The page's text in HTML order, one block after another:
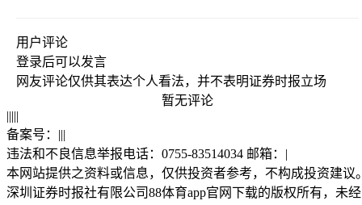
用户评论
登录后可以发言
网友评论仅供其表达个人看法，并不表明证券时报立场
暂无评论
|||||
备案号： |||
违法和不良信息举报电话：0755-83514034 邮箱： |
本网站提供之资料或信息，仅供投资者参考，不构成投资建议
深圳证券时报社有限公司88体育app官网下载的版权所有，未经